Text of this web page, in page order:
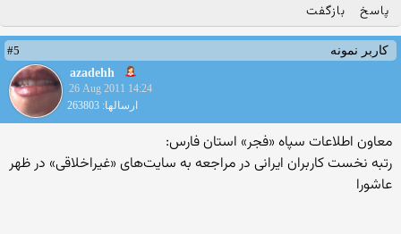
پاسخ بازگفت
کاربر نمونه
#5
azadehh
26 Aug 2011 14:24
ارسالها: 263803
معاون اطلاعات سپاه «فجر» استان فارس:
رتبه نخست کاربران ایرانی در مراجعه به سایت‌های «غیراخلاقی» در ظهر
عاشورا